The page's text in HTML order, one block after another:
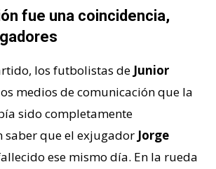
fue una coincidencia,
los futbolistas de Junior
medios de comunicación que la
sido completamente
saber que el exjugador Jorge
ese mismo día. En la rueda